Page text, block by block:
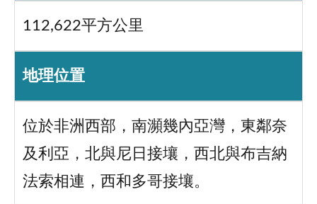
112,622平方公里
地理位置
位於非洲西部，南瀕幾內亞灣，東鄰奈
及利亞，北與尼日接壤，西北與布吉納
法索相連，西和多哥接壤。